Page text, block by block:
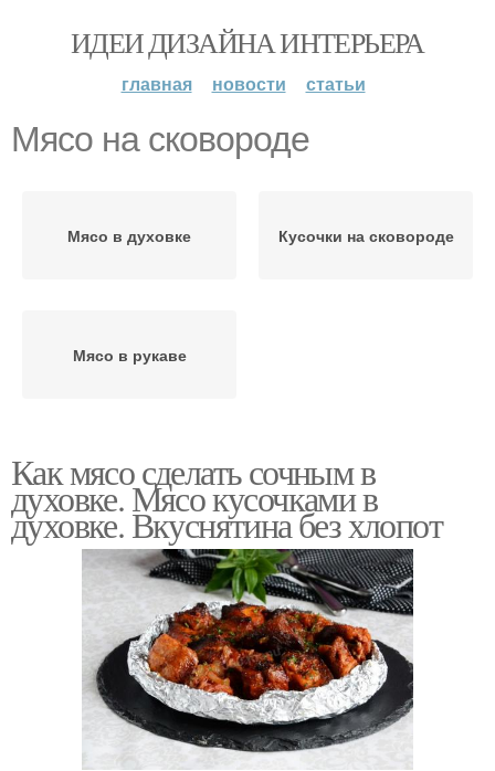
ИДЕИ ДИЗАЙНА ИНТЕРЬЕРА
главная новости статьи
Мясо на сковороде
Мясо в духовке Кусочки на сковороде
Мясо в рукаве
Как мясо сделать сочным в
духовке. Мясо кусочками в
духовке. Вкуснятина без хлопот